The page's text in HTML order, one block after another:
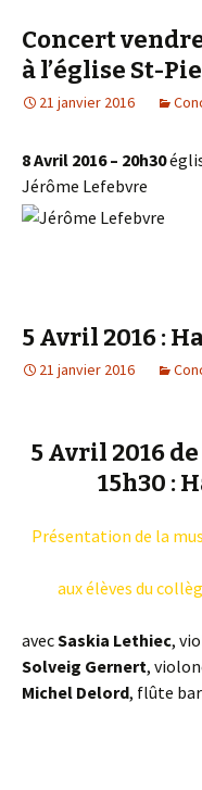
Concert
à l’église St-
21 janvier 2016
8 Avril 2016 – 20h30
Jérôme Lefebvre
5 Avril 2016 :
21 janvier 2016
5 Avril 2016
15h30 :
Présentation de la
aux élèves du
avecSaskia Lethiec,
Solveig Gernert,
Michel Delord, flûte